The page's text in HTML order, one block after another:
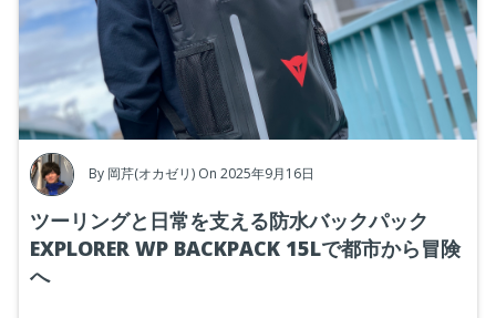
By 岡芹(オカゼリ) On 2025年9月16日
ツーリングと日常を支える防水バックパック
EXPLORER WP BACKPACK 15Lで都市から冒険
へ